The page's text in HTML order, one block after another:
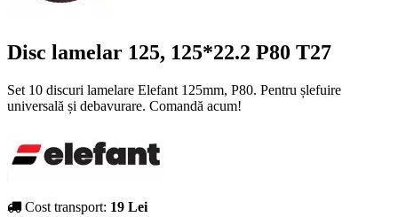
Disc lamelar 125, 125*22.2 P80 T27
Set 10 discuri lamelare Elefant 125mm, P80. Pentru șlefuire
universală și debavurare. Comandă acum!
Cost transport: 19 Lei